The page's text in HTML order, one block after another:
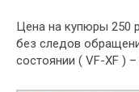
Цена на купюры 250
без следов
состоянии ( VF-XF )